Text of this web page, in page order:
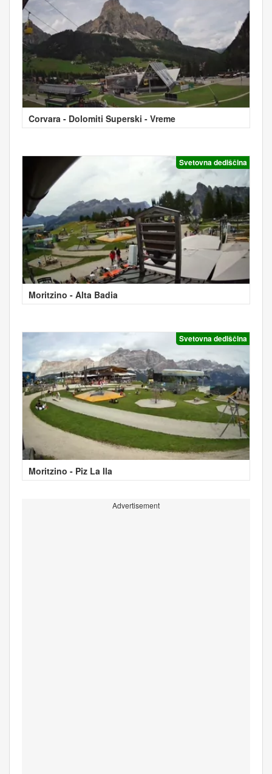
Corvara - Dolomiti Superski - Vreme
Svetovna dediščina
Moritzino - Alta Badia
Svetovna dediščina
Moritzino - Piz La Ila
Advertisement